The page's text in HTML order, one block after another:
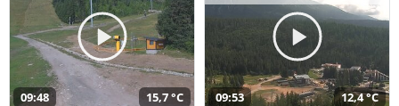
09:48 15,7 °C 09:53 12,4 °C